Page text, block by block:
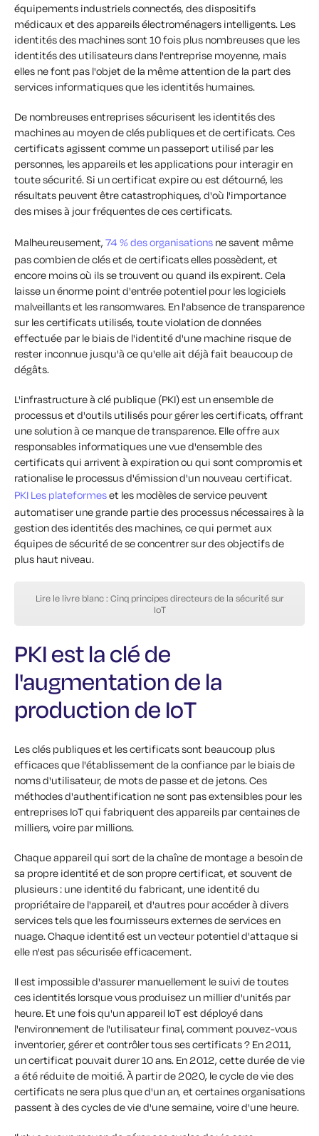
équipements industriels connectés, des dispositifs
médicaux et des appareils électroménagers intelligents. Les
identités des machines sont 10 fois plus nombreuses que les
identités des utilisateurs dans l'entreprise moyenne, mais
elles ne font pas l'objet de la même attention de la part des
services informatiques que les identités humaines.
De nombreuses entreprises sécurisent les identités des
machines au moyen de clés publiques et de certificats. Ces
certificats agissent comme un passeport utilisé par les
personnes, les appareils et les applications pour interagir en
toute sécurité. Si un certificat expire ou est détourné, les
résultats peuvent être catastrophiques, d'où l'importance
des mises à jour fréquentes de ces certificats.
Malheureusement, 74 % des organisations ne savent même
pas combien de clés et de certificats elles possèdent, et
encore moins où ils se trouvent ou quand ils expirent. Cela
laisse un énorme point d'entrée potentiel pour les logiciels
malveillants et les ransomwares. En l'absence de transparence
sur les certificats utilisés, toute violation de données
effectuée par le biais de l'identité d'une machine risque de
rester inconnue jusqu'à ce qu'elle ait déjà fait beaucoup de
dégâts.
L'infrastructure à clé publique (PKI) est un ensemble de
processus et d'outils utilisés pour gérer les certificats, offrant
une solution à ce manque de transparence. Elle offre aux
responsables informatiques une vue d'ensemble des
certificats qui arrivent à expiration ou qui sont compromis et
rationalise le processus d'émission d'un nouveau certificat.
PKI Les plateformeset les modèles de service peuvent
automatiser une grande partie des processus nécessaires à la
gestion des identités des machines, ce qui permet aux
équipes de sécurité de se concentrer sur des objectifs de
plus haut niveau.
Lire le livre blanc : Cinq principes directeurs de la sécurité sur
IoT
PKI est la clé de
l'augmentation de la
production de IoT
Les clés publiques et les certificats sont beaucoup plus
efficaces que l'établissement de la confiance par le biais de
noms d'utilisateur, de mots de passe et de jetons. Ces
méthodes d'authentification ne sont pas extensibles pour les
entreprises IoT qui fabriquent des appareils par centaines de
milliers, voire par millions.
Chaque appareil qui sort de la chaîne de montage a besoin de
sa propre identité et de son propre certificat, et souvent de
plusieurs : une identité du fabricant, une identité du
propriétaire de l'appareil, et d'autres pour accéder à divers
services tels que les fournisseurs externes de services en
nuage. Chaque identité est un vecteur potentiel d'attaque si
elle n'est pas sécurisée efficacement.
Il est impossible d'assurer manuellement le suivi de toutes
ces identités lorsque vous produisez un millier d'unités par
heure. Et une fois qu'un appareil IoT est déployé dans
l'environnement de l'utilisateur final, comment pouvez-vous
inventorier, gérer et contrôler tous ses certificats ? En 2011,
un certificat pouvait durer 10 ans. En 2012, cette durée de vie
a été réduite de moitié. À partir de 2020, le cycle de vie des
certificats ne sera plus que d'un an, et certaines organisations
passent à des cycles de vie d'une semaine, voire d'une heure.